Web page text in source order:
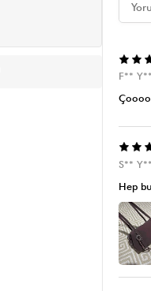
F** Y**
S** Y**
Hep